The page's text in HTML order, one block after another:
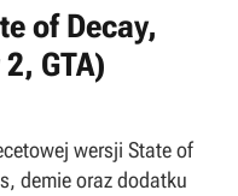
of Decay,
GTA)
wersji State of
demie oraz dodatku